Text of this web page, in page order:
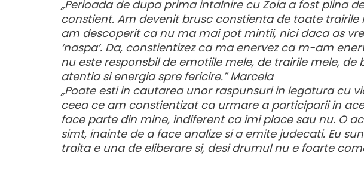
„Perioada de dupa prima intalnire cu Zoia a fost plina
constient. Am devenit brusc constienta de toate
am descoperit ca nu ma mai pot mintii, nici daca as
‘naspa’. Da, constientizez ca ma enervez ca m-am
nu este responsbil de emotiile mele, de trairile mele,
atentia si energia spre fericire.” Marcela
„Poate esti in cautarea unor raspunsuri in legatura cu
ceea ce am constientizat ca urmare a participarii in
face parte din mine, indiferent ca imi place sau nu. O
simt, inainte de a face analize si a emite judecati. Eu
traita e una de eliberare si, desi drumul nu e foarte